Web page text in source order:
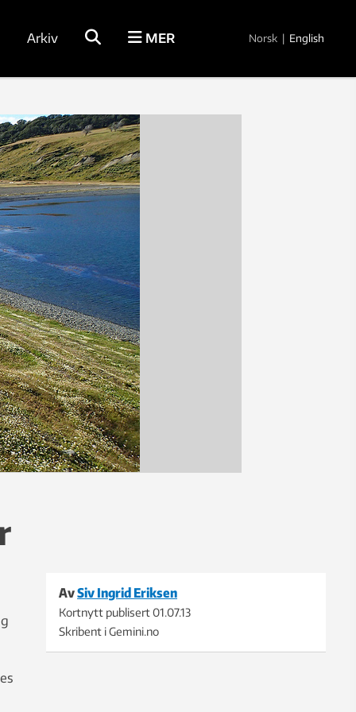
Arkiv MER Norsk | English
AvSiv Ingrid Eriksen
Kortnytt publisert01.07.13
Skribent i Gemini.no